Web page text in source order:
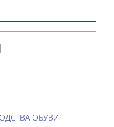
ОБУВИ